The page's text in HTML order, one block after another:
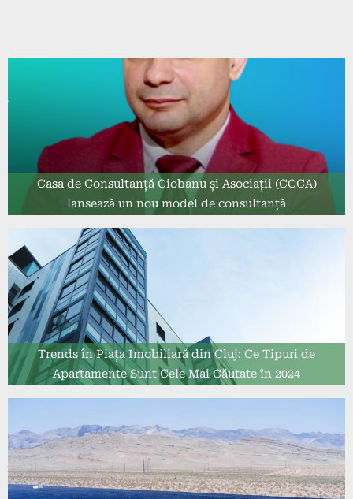
Casa de Consultanță Ciobanu și Asociații (CCCA)
lansează un nou model de consultanță
Trends în Piața Imobiliară din Cluj: Ce Tipuri de
Apartamente Sunt Cele Mai Căutate în 2024